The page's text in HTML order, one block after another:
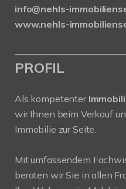
info@nehls-
www.nehls-
PROFIL
Als kompetenter
wir Ihnen beim Verkauf
Immobilie zur Seite.
Mit umfassendem
beraten wir Sie in allen